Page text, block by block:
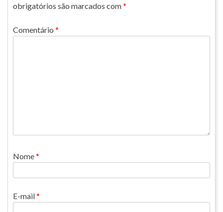
obrigatórios são marcados com*
Comentário *
Nome*
E-mail*